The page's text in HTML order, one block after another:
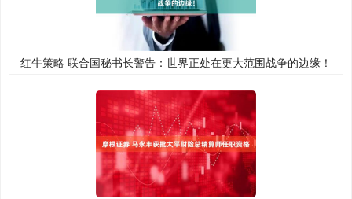
红牛策略 联合国秘书长警告：世界正处在更大范围战争的边缘！